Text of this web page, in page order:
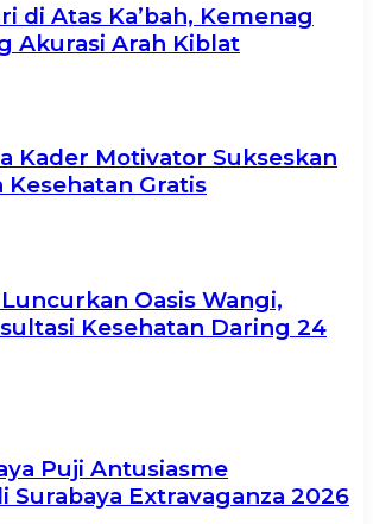
di Atas Ka’bah, Kemenag
Akurasi Arah Kiblat
Kader Motivator Sukseskan
Kesehatan Gratis
Oasis Wangi,
Kesehatan Daring 24
Puji Antusiasme
Surabaya Extravaganza 2026